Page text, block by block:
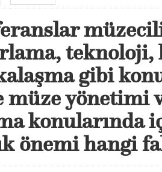
teknoloji,
gibi
müze yönetimi
konularında
önemi hangi